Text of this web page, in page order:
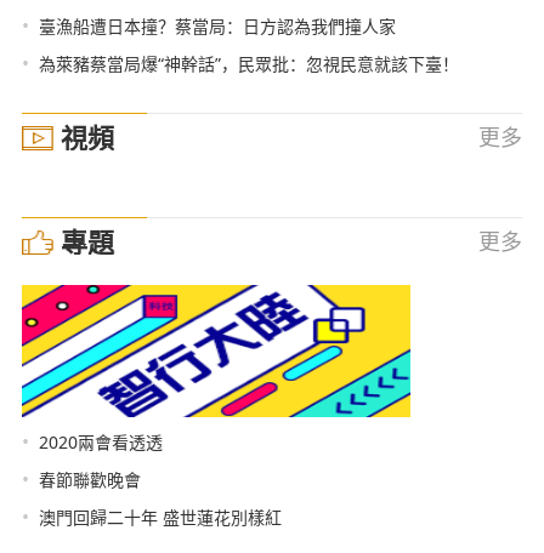
• 臺漁船遭日本撞？蔡當局：日方認為我們撞人家
• 為萊豬蔡當局爆“神幹話”，民眾批：忽視民意就該下臺！
視頻 更多
專題 更多
• 2020兩會看透透
• 春節聯歡晚會
• 澳門回歸二十年 盛世蓮花別樣紅